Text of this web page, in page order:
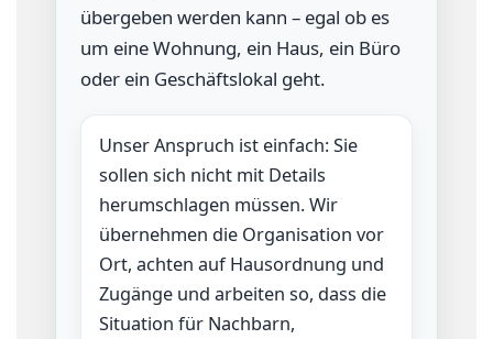
übergeben werden kann – egal ob es
um eine Wohnung, ein Haus, ein Büro
oder ein Geschäftslokal geht.
Unser Anspruch ist einfach: Sie
sollen sich nicht mit Details
herumschlagen müssen. Wir
übernehmen die Organisation vor
Ort, achten auf Hausordnung und
Zugänge und arbeiten so, dass die
Situation für Nachbarn,